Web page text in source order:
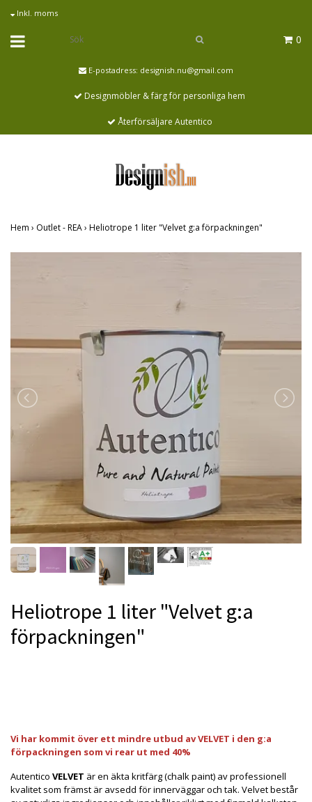
Inkl. moms
0
E-postadress: designish.nu@gmail.com
Designmöbler & färg för personliga hem
Återförsäljare Autentico
Hem › Outlet - REA› Heliotrope 1 liter "Velvet g:a förpackningen"
Heliotrope 1 liter "Velvet g:a
förpackningen"
Vi har kommit över ett mindre utbud av VELVET i den g:a
förpackningen som vi rear ut med 40%
Autentico VELVET är en äkta kritfärg (chalk paint) av professionell
kvalitet som främst är avsedd för innerväggar och tak. Velvet består